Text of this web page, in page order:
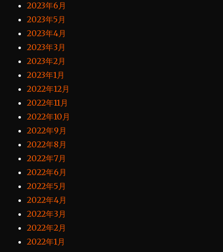
2023年6月
2023年5月
2023年4月
2023年3月
2023年2月
2023年1月
2022年12月
2022年11月
2022年10月
2022年9月
2022年8月
2022年7月
2022年6月
2022年5月
2022年4月
2022年3月
2022年2月
2022年1月